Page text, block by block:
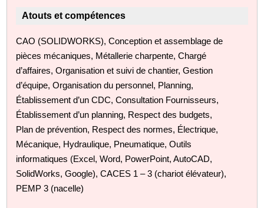
Atouts et compétences
CAO (SOLIDWORKS), Conception et assemblage de
pièces mécaniques, Métallerie charpente, Chargé
d’affaires, Organisation et suivi de chantier, Gestion
d’équipe, Organisation du personnel, Planning,
Établissement d’un CDC, Consultation Fournisseurs,
Établissement d’un planning, Respect des budgets,
Plan de prévention, Respect des normes, Électrique,
Mécanique, Hydraulique, Pneumatique, Outils
informatiques (Excel, Word, PowerPoint, AutoCAD,
SolidWorks, Google), CACES 1 – 3 (chariot élévateur),
PEMP 3 (nacelle)